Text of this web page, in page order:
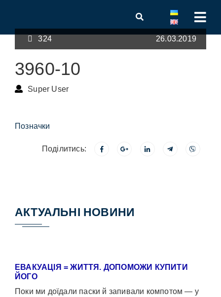
324 26.03.2019
3960-10
Super User
Позначки
Поділитись:
АКТУАЛЬНІ НОВИНИ
ЕВАКУАЦІЯ = ЖИТТЯ. ДОПОМОЖИ КУПИТИ
ЙОГО
Поки ми доїдали паски й запивали компотом — у